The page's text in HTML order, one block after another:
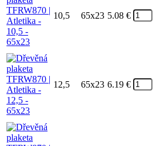
10,5 65x23 5.08 €
12,5 65x23 6.19 €